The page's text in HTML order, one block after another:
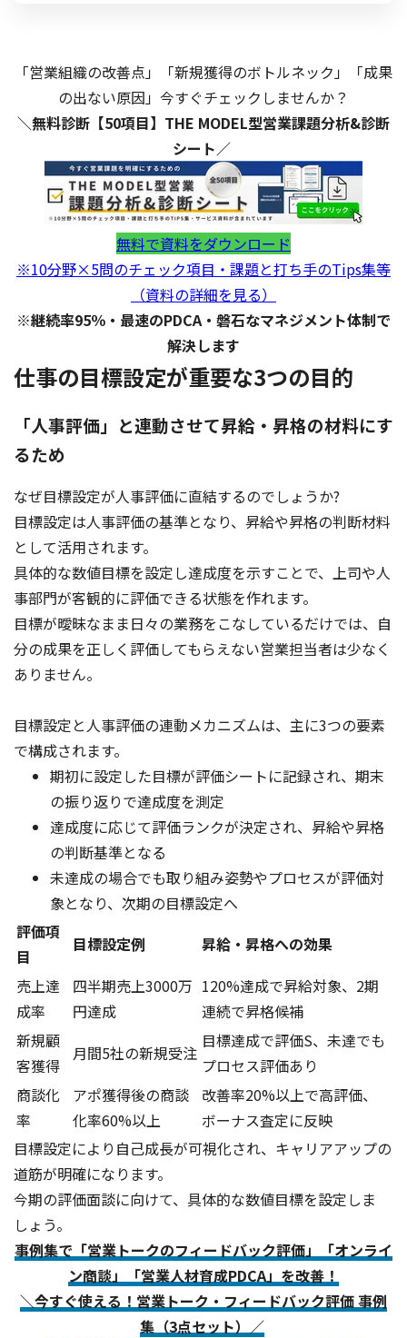
「営業組織の改善点」「新規獲得のボトルネック」「成果
の出ない原因」今すぐチェックしませんか？
＼無料診断【50項目】THE MODEL型営業課題分析&診断
シート／
無料で資料をダウンロード
※10分野×5問のチェック項目・課題と打ち手のTips集等
（資料の詳細を見る）
※継続率95％・最速のPDCA・磐石なマネジメント体制で
解決します
仕事の目標設定が重要な3つの目的
「人事評価」と連動させて昇給・昇格の材料にす
るため
なぜ目標設定が人事評価に直結するのでしょうか?
目標設定は人事評価の基準となり、昇給や昇格の判断材料
として活用されます。
具体的な数値目標を設定し達成度を示すことで、上司や人
事部門が客観的に評価できる状態を作れます。
目標が曖昧なまま日々の業務をこなしているだけでは、自
分の成果を正しく評価してもらえない営業担当者は少なく
ありません。
目標設定と人事評価の連動メカニズムは、主に3つの要素
で構成されます。
期初に設定した目標が評価シートに記録され、期末
の振り返りで達成度を測定
達成度に応じて評価ランクが決定され、昇給や昇格
の判断基準となる
未達成の場合でも取り組み姿勢やプロセスが評価対
象となり、次期の目標設定へ
評価項
目
目標設定例
昇給・昇格への効果
売上達
成率
四半期売上3000万
円達成
120%達成で昇給対象、2期
連続で昇格候補
新規顧
客獲得
月間5社の新規受注
目標達成で評価S、未達でも
プロセス評価あり
商談化
率
アポ獲得後の商談
化率60%以上
改善率20%以上で高評価、
ボーナス査定に反映
目標設定により自己成長が可視化され、キャリアアップの
道筋が明確になります。
今期の評価面談に向けて、具体的な数値目標を設定しま
しょう。
事例集で「営業トークのフィードバック評価」「オンライ
ン商談」「営業人材育成PDCA」を改善！
＼今すぐ使える！営業トーク・フィードバック評価 事例
集（3点セット）／